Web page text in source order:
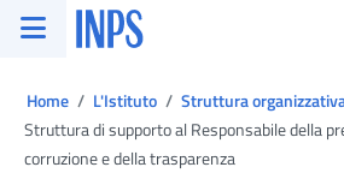
Vai al menu principale
Vai al contenuto principale
Vai al pie' di pagina
INPS ()
Home L'Istituto Struttura
Struttura di supporto al Responsabile della
corruzione e della trasparenza